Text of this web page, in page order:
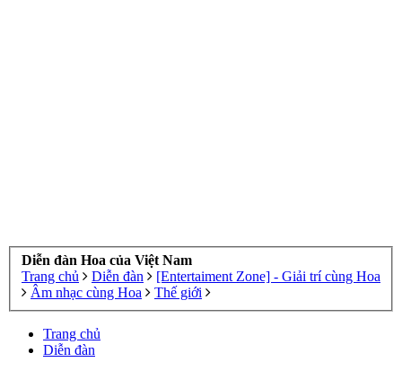
Diễn đàn Hoa của Việt Nam
Trang chủ
Diễn đàn
[Entertaiment Zone] - Giải trí cùng Hoa
Âm nhạc cùng Hoa
Thế giới
Trang chủ
Diễn đàn